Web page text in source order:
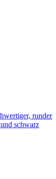
runder
schwarz